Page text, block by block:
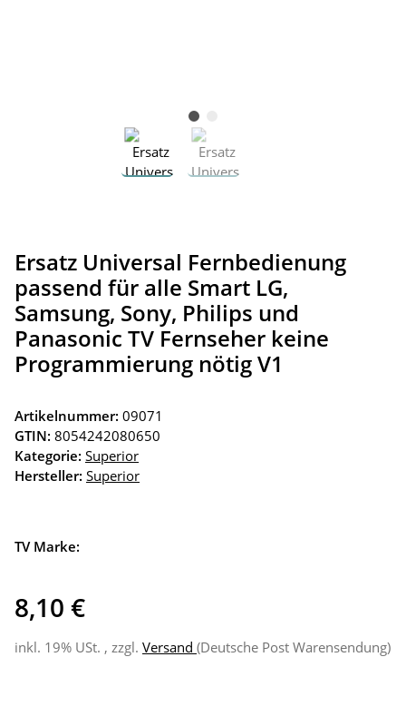
Ersatz Universal Fernbedienung
passend für alle Smart LG,
Samsung, Sony, Philips und
Panasonic TV Fernseher keine
Programmierung nötig V1
Artikelnummer: 09071
GTIN: 8054242080650
Kategorie: Superior
Hersteller: Superior
TV Marke:
8,10 €
inkl. 19% USt. , zzgl. Versand (Deutsche Post Warensendung)